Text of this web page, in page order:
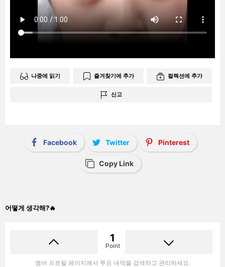
나중에 읽기 즐겨찾기에 추가 컬렉션에 추가
신고
Facebook Twitter Pinterest
Copy Link
어떻게 생각해?🔥
1
Point
멤버 프로필 페이지에서 투표 내역을 검색하고 관리하세요.